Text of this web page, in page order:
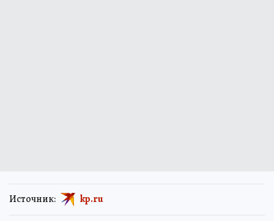
Источник: kp.ru